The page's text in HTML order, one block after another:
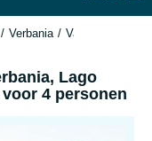
Verbania
Lago
4 personen